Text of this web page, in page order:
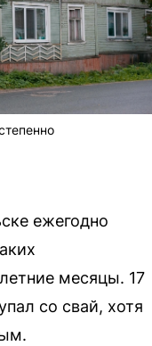
ежегодно
месяцы. 17
со свай, хотя